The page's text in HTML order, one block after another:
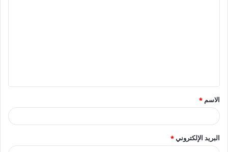
ق
*
الاسم *
البريد الإلكتروني*